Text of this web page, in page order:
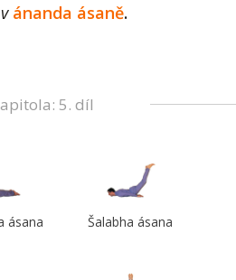
ánanda ásaně.
5. díl
ásana Šalabha ásana